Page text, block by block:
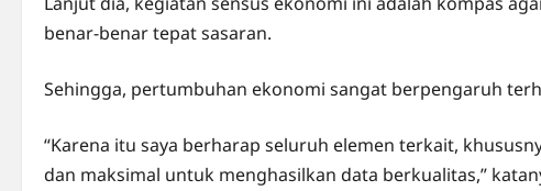
benar-benar tepat sasaran.
Sehingga, pertumbuhan ekonomi sangat berpengaruh
“Karena itu saya berharap seluruh elemen terkait,
dan maksimal untuk menghasilkan data berkualitas,”